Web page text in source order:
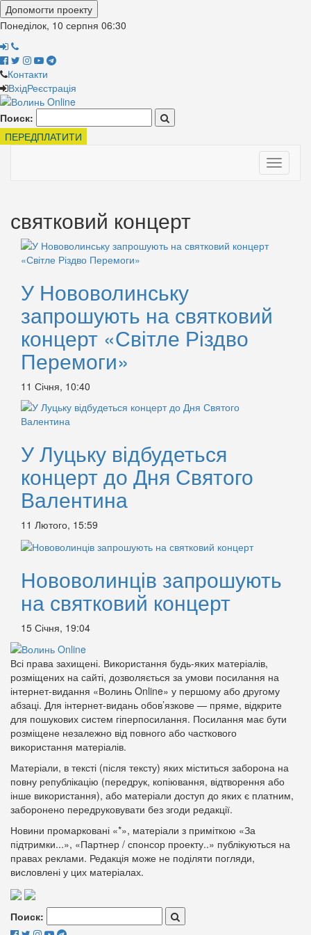
Допомогти проекту
Понеділок, 10 серпня 06:30
Контакти
ВхідРеєстрація
Поиск:
ПЕРЕДПЛАТИТИ
Toggle
святковий концерт
У Нововолинську
запрошують на святковий
концерт «Світле Різдво
Перемоги»
11 Січня, 10:40
У Луцьку відбудеться
концерт до Дня Святого
Валентина
11 Лютого, 15:59
Нововолинців запрошують
на святковий концерт
15 Січня, 19:04
Всі права захищені. Використання будь-яких матеріалів,
розміщених на сайті, дозволяється за умови посилання на
інтернет-видання «Волинь Online» у першому або другому
абзаці. Для інтернет-видань обов’язкове — пряме, відкрите
для пошукових систем гіперпосилання. Посилання має бути
розміщене незалежно від повного або часткового
використання матеріалів.
Матеріали, в тексті (після тексту) яких міститься заборона на
повну републікацію (передрук, копіювання, відтворення або
інше використання), або матеріали доступ до яких є платним,
заборонено передруковувати без згоди редакції.
Новини промарковані «*», матеріали з приміткою «За
підтримки...», «Партнер / спонсор проекту..» публікуються на
правах реклами. Редакція може не поділяти погляди,
висловлені у цих матеріалах.
Поиск: